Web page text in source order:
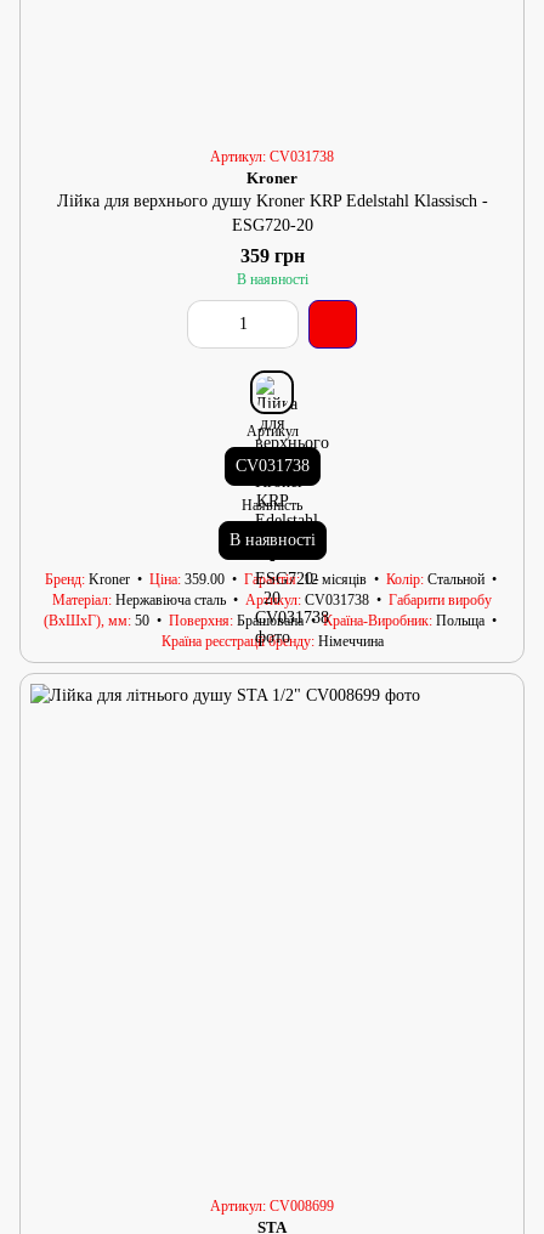
Артикул: CV031738
Kroner
Лійка для верхнього душу Kroner KRP Edelstahl Klassisch -
ESG720-20
359 грн
В наявності
Артикул
CV031738
Наявність
В наявності
Бренд Kroner Ціна 359.00 Гарантія 12 місяців Колір Стальной
Матеріал Нержавіюча сталь Артикул CV031738
Габарити виробу
(ВхШхГ), мм 50 Поверхня Брашована Країна-Виробник Польща
Країна реєстрації бренду Німеччина
Артикул: CV008699
STA